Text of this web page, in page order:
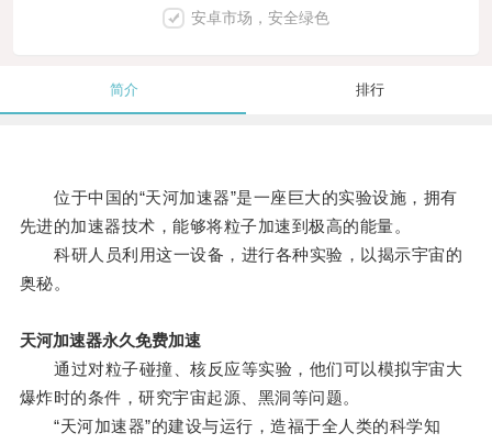
安卓市场，安全绿色
简介 排行
位于中国的“天河加速器”是一座巨大的实验设施，拥有
先进的加速器技术，能够将粒子加速到极高的能量。
科研人员利用这一设备，进行各种实验，以揭示宇宙的
奥秘。
天河加速器永久免费加速
通过对粒子碰撞、核反应等实验，他们可以模拟宇宙大
爆炸时的条件，研究宇宙起源、黑洞等问题。
“天河加速器”的建设与运行，造福于全人类的科学知